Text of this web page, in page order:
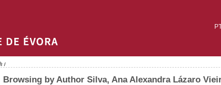
/
Browsing by Author Silva, Ana Alexandra Lázaro